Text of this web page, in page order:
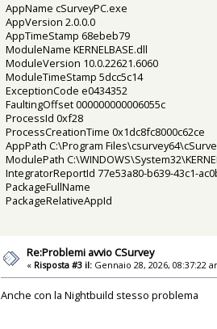
AppName cSurveyPC.exe
AppVersion 2.0.0.0
AppTimeStamp 68ebeb79
ModuleName KERNELBASE.dll
ModuleVersion 10.0.22621.6060
ModuleTimeStamp 5dcc5c14
ExceptionCode e0434352
FaultingOffset 000000000006055c
ProcessId 0xf28
ProcessCreationTime 0x1dc8fc8000c62ce
AppPath C:\Program
ModulePath
IntegratorReportId 77e53a80-b639-43c1-
PackageFullName
PackageRelativeAppId
Re:Problemi avvio CSurvey
« Risposta #3 il: Gennaio 28, 2026, 08:37:22
Anche con la Nightbuild stesso problema